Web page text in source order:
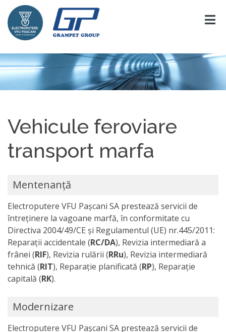
Vehicule feroviare
transport marfa
Mentenanță
Electroputere VFU Pașcani SA prestează servicii de
întreținere la vagoane marfă, în conformitate cu
Directiva 2004/49/CE și Regulamentul (UE) nr.445/2011:
Reparații accidentale (RC/DA), Revizia intermediară a
frânei (RIF), Revizia rulării (RRu), Revizia intermediară
tehnică (RIT), Reparație planificată (RP), Reparație
capitală (RK).
Modernizare
Electroputere VFU Pașcani SA prestează servicii de